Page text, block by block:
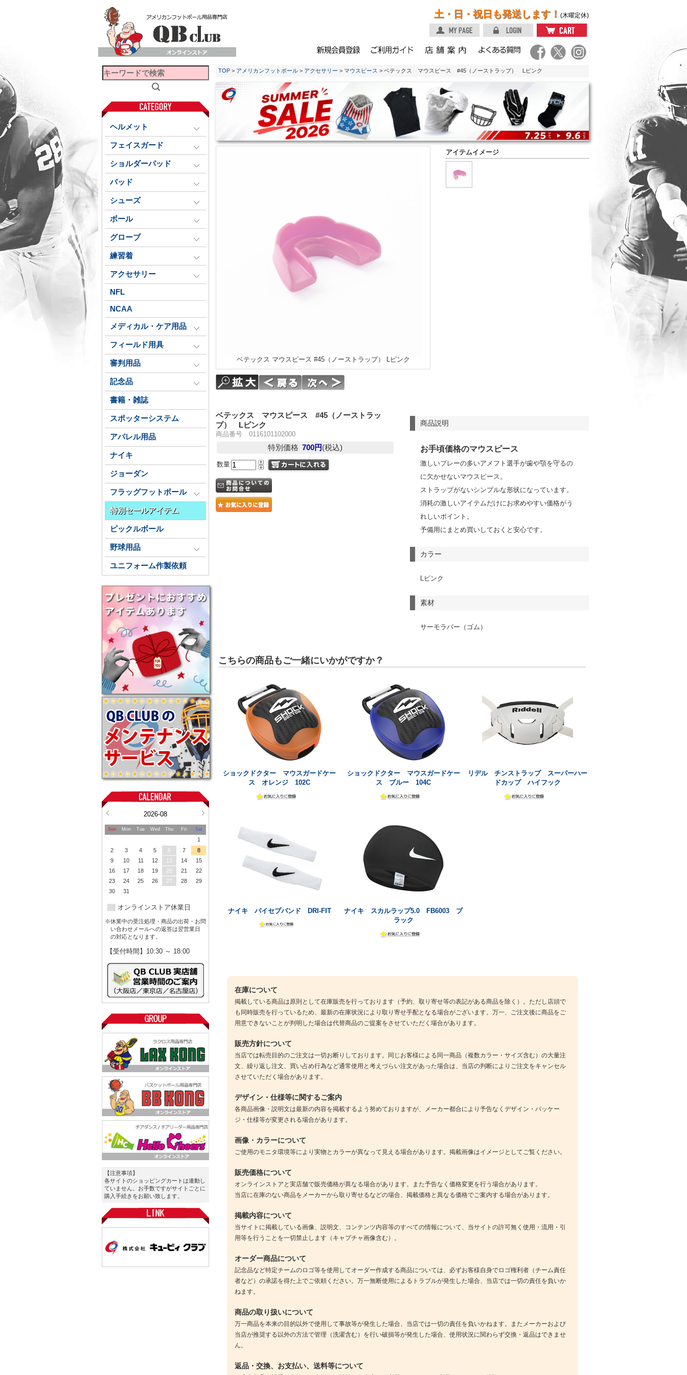
土・日・祝日も発送します！ (木曜定休)
ヘルメット
フェイスガード
ショルダーパッド
パッド
シューズ
ボール
グローブ
練習着
アクセサリー
NFL
NCAA
メディカル・ケア用品
フィールド用具
審判用品
記念品
書籍・雑誌
スポッターシステム
アパレル用品
ナイキ
ジョーダン
フラッグフットボール
特別セールアイテム
ピックルボール
野球用品
ユニフォーム作製依頼
2026-08
Sun Mon Tue Wed Thu Fri Sat
1
2
3 4 5 6 7
8
9
10 11 12 13 14
15
16
17 18 19 20 21
22
23
24 25 26 27 28
29
30
31
オンラインストア休業日
※休業中の受注処理・商品の出荷・お問
い合わせメールへの返答は翌営業日
の対応となります。
【受付時間】10:30 ～ 18:00
【注意事項】
各サイトのショッピングカートは連動し
ていません。お手数ですがサイトごとに
購入手続きをお願い致します。
TOP > アメリカンフットボール > アクセサリー > マウスピース > ベテックス マウスピース #45（ノーストラップ） Lピンク
アイテムイメージ
ベテックス マウスピース #45（ノーストラップ） Lピンク
商品説明
お手頃価格のマウスピース
激しいプレーの多いアメフト選手が歯や顎を守るの
に欠かせないマウスピース。
ストラップがないシンプルな形状になっています。
消耗の激しいアイテムだけにお求めやすい価格がう
れしいポイント。
予備用にまとめ買いしておくと安心です。
カラー
Lピンク
素材
サーモラバー（ゴム）
ベテックス マウスピース #45（ノーストラッ
プ） Lピンク
商品番号 0116101102000
特別価格 700円(税込)
数量
こちらの商品もご一緒にいかがですか？
ショックドクター マウスガードケー
ス オレンジ 102C
ショックドクター マウスガードケー
ス ブルー 104C
リデル チンストラップ スーパーハー
ドカップ ハイフック
ナイキ バイセプバンド DRI-FIT
ナイキ スカルラップ5.0 FB6003 ブ
ラック
在庫について
掲載している商品は原則として在庫販売を行っております（予約、取り寄せ等の表記がある商品を除く）。ただし店頭で
も同時販売を行っているため、最新の在庫状況により取り寄せ手配となる場合がございます。万一、ご注文後に商品をご
用意できないことが判明した場合は代替商品のご提案をさせていただく場合があります。
販売方針について
当店では転売目的のご注文は一切お断りしております。同じお客様による同一商品（複数カラー・サイズ含む）の大量注
文、繰り返し注文、買い占め行為など通常使用と考えづらい注文があった場合は、当店の判断によりご注文をキャンセル
させていただく場合があります。
デザイン・仕様等に関するご案内
各商品画像・説明文は最新の内容を掲載するよう努めておりますが、メーカー都合により予告なくデザイン・パッケー
ジ・仕様等が変更される場合があります。
画像・カラーについて
ご使用のモニタ環境等により実物とカラーが異なって見える場合があります。掲載画像はイメージとしてご覧ください。
販売価格について
オンラインストアと実店舗で販売価格が異なる場合があります。また予告なく価格変更を行う場合があります。
当店に在庫のない商品をメーカーから取り寄せるなどの場合、掲載価格と異なる価格でご案内する場合があります。
掲載内容について
当サイトに掲載している画像、説明文、コンテンツ内容等のすべての情報について、当サイトの許可無く使用・流用・引
用等を行うことを一切禁止します（キャプチャ画像含む）。
オーダー商品について
記念品など特定チームのロゴ等を使用してオーダー作成する商品については、必ずお客様自身でロゴ権利者（チーム責任
者など）の承諾を得た上でご依頼ください。万一無断使用によるトラブルが発生した場合、当店では一切の責任を負いか
ねます。
商品の取り扱いについて
万一商品を本来の目的以外で使用して事故等が発生した場合、当店では一切の責任を負いかねます。またメーカーおよび
当店が推奨する以外の方法で管理（洗濯含む）を行い破損等が発生した場合、使用状況に関わらず交換・返品はできませ
ん。
返品・交換、お支払い、送料等について